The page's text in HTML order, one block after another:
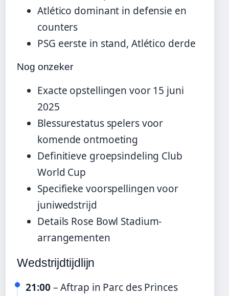
Atlético dominant in defensie en
counters
PSG eerste in stand, Atlético derde
Nog onzeker
Exacte opstellingen voor 15 juni
2025
Blessurestatus spelers voor
komende ontmoeting
Definitieve groepsindeling Club
World Cup
Specifieke voorspellingen voor
juniwedstrijd
Details Rose Bowl Stadium-
arrangementen
Wedstrijdtijdlijn
21:00– Aftrap in Parc des Princes